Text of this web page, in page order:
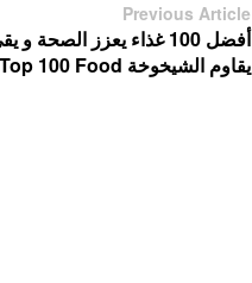
Previous Article
أفضل 100 غذاء يعزز
يقاوم الشيخوخة Top 100 Food